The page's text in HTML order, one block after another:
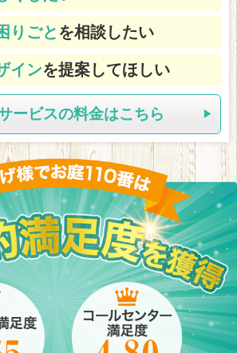
りごと を相談したい
インを提案してほしい
ービスの料金はこちら